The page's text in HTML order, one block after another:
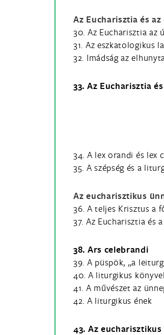
Az Eucharisztia és
30. Az Eucharisztia az
31. Az eszkatologikus
32. Imádság az
33. Az Eucharisztia
34. A lex orandi és lex
35. A szépség és a
Az eucharisztikus
36. A teljes Krisztus a
37. Az Eucharisztia és
38. Ars celebrandi
39. A püspök, „a
40. A liturgikus
41. A művészet az
42. A liturgikus ének
43. Az